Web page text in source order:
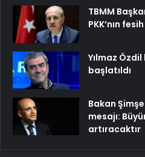
TBMM
PKK’nın
Yılmaz
başlatıldı
Bakan
mesajı:
artıracaktır